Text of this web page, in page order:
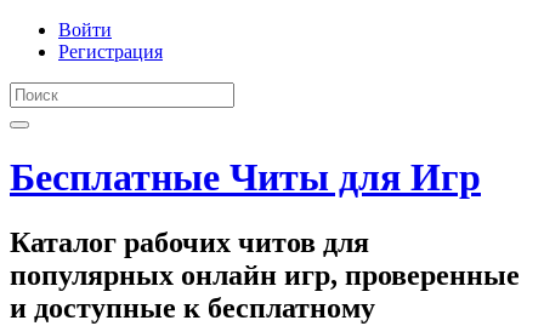
Войти
Регистрация
Бесплатные Читы для Игр
Каталог рабочих читов для
популярных онлайн игр, проверенные
и доступные к бесплатному